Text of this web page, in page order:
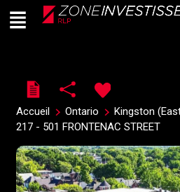
Live
En Direct
Menu
Accueil Ontario
Kingston
217 - 501 FRONTENAC STREET